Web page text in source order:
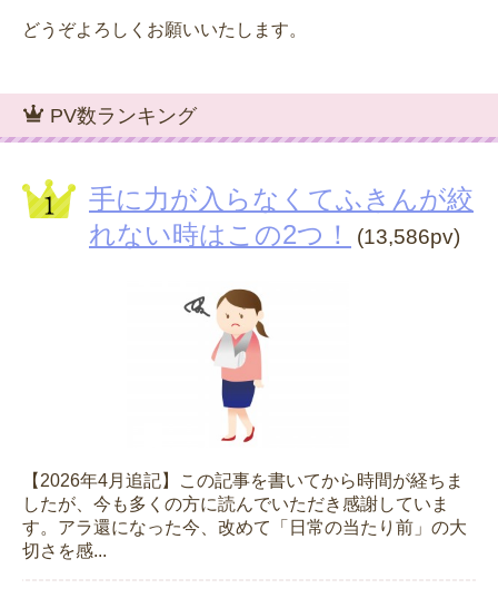
どうぞよろしくお願いいたします。
PV数ランキング
手に力が入らなくてふきんが絞
れない時はこの2つ！
(13,586pv)
【2026年4月追記】この記事を書いてから時間が経ちま
したが、今も多くの方に読んでいただき感謝していま
す。アラ還になった今、改めて「日常の当たり前」の大
切さを感...